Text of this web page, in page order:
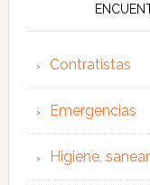
Contratistas
Emergencias
Higiene,